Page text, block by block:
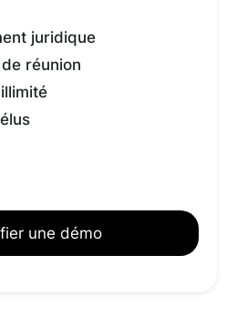
juridique
réunion
une démo